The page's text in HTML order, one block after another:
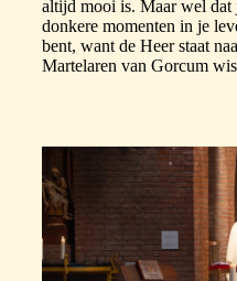
altijd mooi is. Maar wel dat
donkere momenten in je
bent, want de Heer staat
Martelaren van Gorcum